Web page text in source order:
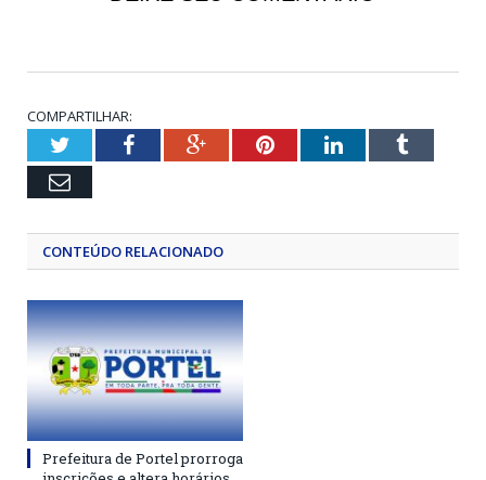
COMPARTILHAR:
TwitterFacebookGoogle+PinterestLinkedInTumblr
Email
CONTEÚDO RELACIONADO
Prefeitura de Portel prorroga